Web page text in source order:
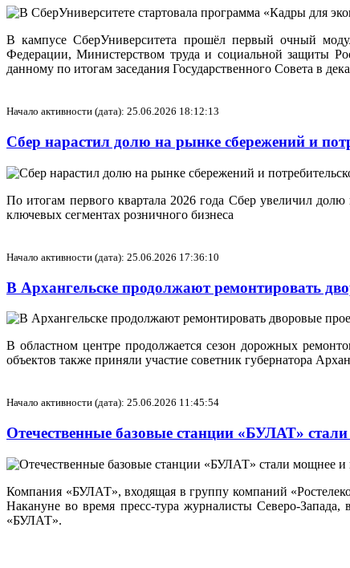
В кампусе СберУниверситета прошёл первый очный
Федерации, Министерством труда и социальной защиты
данному по итогам заседания Государственного Совета в
Начало активности (дата): 25.06.2026 18:12:13
Сбер нарастил долю на рынке сбережений и
По итогам первого квартала 2026 года Сбер увеличил
ключевых сегментах розничного бизнеса
Начало активности (дата): 25.06.2026 17:36:10
В Архангельске продолжают ремонтировать
В областном центре продолжается сезон дорожных
объектов также приняли участие советник губернатора
Начало активности (дата): 25.06.2026 11:45:54
Отечественные базовые станции «БУЛАТ»
Компания «БУЛАТ», входящая в группу компаний
Накануне во время пресс-тура журналисты
«БУЛАТ».